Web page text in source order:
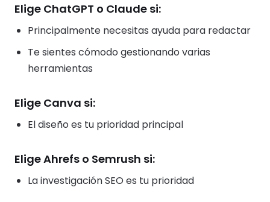
Elige ChatGPT o Claude si:
Principalmente necesitas ayuda para redactar
Te sientes cómodo gestionando varias
herramientas
Elige Canva si:
El diseño es tu prioridad principal
Elige Ahrefs o Semrush si:
La investigación SEO es tu prioridad